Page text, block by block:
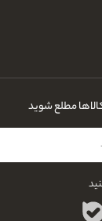
مطلع شوید